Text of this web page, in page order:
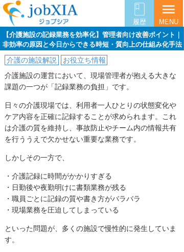
履歴
menu
MENU
【介護施設の記録業務を効率化】管理者向け改善ポイント｜
非効率の原因と今日からできる時短・質向上の仕組み化手法
介護の施設解説
お役立ち情報
介護施設の運営において、現場管理者が抱える大きな
課題の一つが「記録業務の負担」です。
日々の介護現場では、利用者一人ひとりの状態変化や
ケア内容を正確に記録することが求められます。これ
は介護の質を維持し、事故防止やチーム内の情報共有
を行ううえで欠かせない重要な業務です。
しかしその一方で、
・介護記録に時間がかかりすぎる
・日勤後や夜勤明けに書類業務が残る
・職員ごとに記録の質や書き方がバラバラ
・現場業務を圧迫してしまっている
といった問題が、多くの施設で慢性的に発生していま
す。